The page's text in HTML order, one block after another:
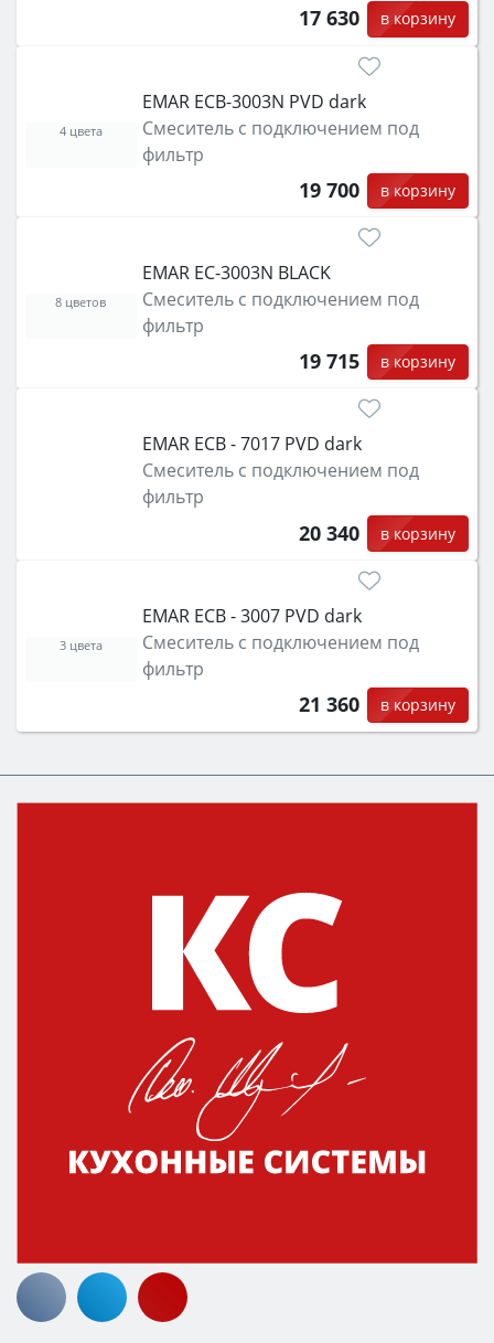
17 630 в корзину
EMAR ECB-3003N PVD dark
Смеситель с подключением под
фильтр
19 700 в корзину
4 цвета
EMAR EC-3003N BLACK
Смеситель с подключением под
фильтр
19 715 в корзину
8 цветов
EMAR ECB - 7017 PVD dark
Смеситель с подключением под
фильтр
20 340 в корзину
EMAR ECB - 3007 PVD dark
Смеситель с подключением под
фильтр
21 360 в корзину
3 цвета